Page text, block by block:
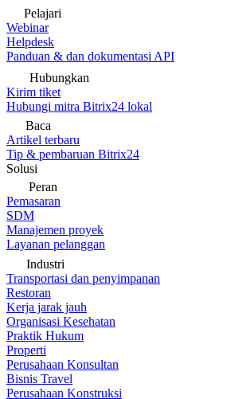
Pelajari
Webinar
Helpdesk
Panduan & dan dokumentasi API
Hubungkan
Kirim tiket
Hubungi mitra Bitrix24 lokal
Baca
Artikel terbaru
Tip & pembaruan Bitrix24
Solusi
Peran
Pemasaran
SDM
Manajemen proyek
Layanan pelanggan
Industri
Transportasi dan penyimpanan
Restoran
Kerja jarak jauh
Organisasi Kesehatan
Praktik Hukum
Properti
Perusahaan Konsultan
Bisnis Travel
Perusahaan Konstruksi